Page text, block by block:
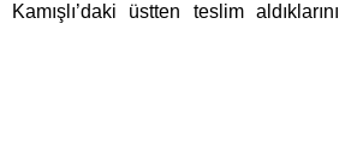
üstten teslim aldıklarını